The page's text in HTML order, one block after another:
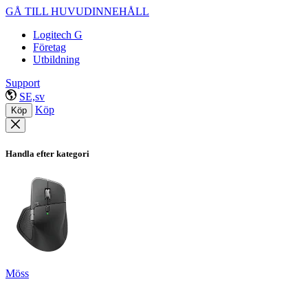
GÅ TILL HUVUDINNEHÅLL
Logitech G
Företag
Utbildning
Support
SE,sv
Köp Köp
Handla efter kategori
Möss